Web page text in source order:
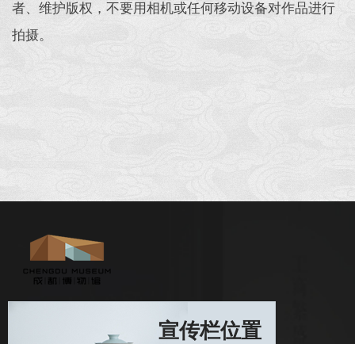
者、维护版权，不要用相机或任何移动设备对作品进行
拍摄。
宣传栏位置